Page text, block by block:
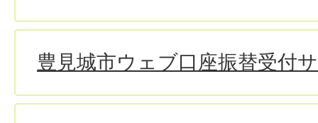
豊見城市ウェブ口座振替受付